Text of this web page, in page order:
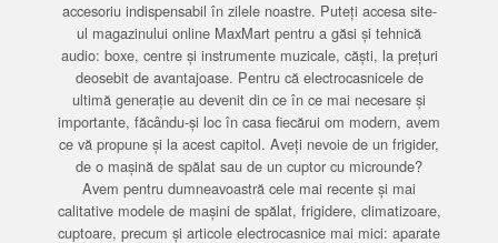
accesoriu indispensabil în zilele noastre. Puteți accesa site-
ul magazinului online MaxMart pentru a găsi și tehnică
audio: boxe, centre și instrumente muzicale, căști, la prețuri
deosebit de avantajoase. Pentru că electrocasnicele de
ultimă generație au devenit din ce în ce mai necesare și
importante, făcându-și loc în casa fiecărui om modern, avem
ce vă propune și la acest capitol. Aveți nevoie de un frigider,
de o mașină de spălat sau de un cuptor cu microunde?
Avem pentru dumneavoastră cele mai recente și mai
calitative modele de mașini de spălat, frigidere, climatizoare,
cuptoare, precum și articole electrocasnice mai mici: aparate